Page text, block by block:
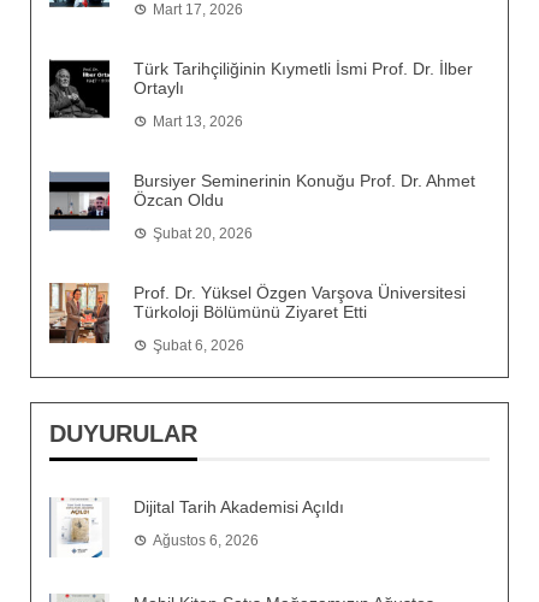
Mart 17, 2026
Türk Tarihçiliğinin Kıymetli İsmi Prof. Dr. İlber
Ortaylı
Mart 13, 2026
Bursiyer Seminerinin Konuğu Prof. Dr. Ahmet
Özcan Oldu
Şubat 20, 2026
Prof. Dr. Yüksel Özgen Varşova Üniversitesi
Türkoloji Bölümünü Ziyaret Etti
Şubat 6, 2026
DUYURULAR
Dijital Tarih Akademisi Açıldı
Ağustos 6, 2026